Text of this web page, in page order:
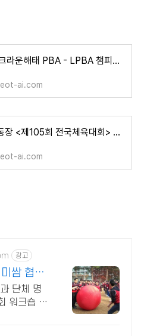
프로 당구 <크라운해태 PBA - LPBA 챔피언십 한가위> 대회 소개! [경기 일정 티켓 예매 대진표 우승
ai.com
김해종합운동장 <제105회 전국체육대회> 개회식 폐회식 소개! [축하공연 가수 일정 시간 개막식
ai.com
광고
쌈 협력
단체 명
워크숍 레